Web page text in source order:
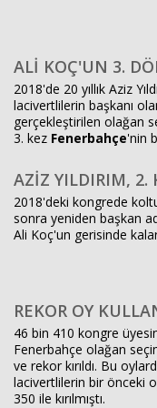
ALİ KOÇ'UN 3.
2018'de 20 yıllık Aziz
lacivertlilerin başkanı
gerçekleştirilen olağan
3. kez Fenerbahçe'nin
AZİZ YILDIRIM, 2.
2018'deki kongrede
sonra yeniden başkan
Ali Koç'un gerisinde
REKOR OY
46 bin 410 kongre
Fenerbahçe olağan
ve rekor kırıldı. Bu
lacivertlilerin bir önceki
350 ile kırılmıştı.